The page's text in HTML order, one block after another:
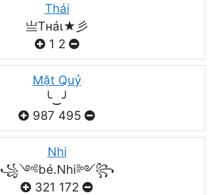
Thái
亗Tнáι★彡
1 2
Mặt Quỷ
╰‿╯
987 495
Nhi
꧁༺bé.Nhi༻꧂
321 172